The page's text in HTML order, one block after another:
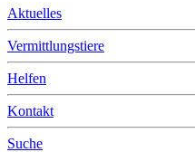
Aktuelles
Vermittlungstiere
Helfen
Kontakt
Suche